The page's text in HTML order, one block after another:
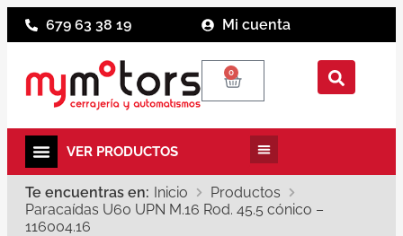
679 63 38 19 Mi cuenta
0
Te encuentras en: Inicio
Productos
Paracaídas U60 UPN M.16 Rod. 45.5 cónico –
116004.16